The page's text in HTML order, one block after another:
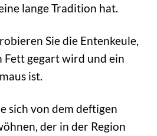
lange Tradition hat.
Sie die Entenkeule,
Fett gegart wird und ein
ist.
sich von dem deftigen
der in der Region